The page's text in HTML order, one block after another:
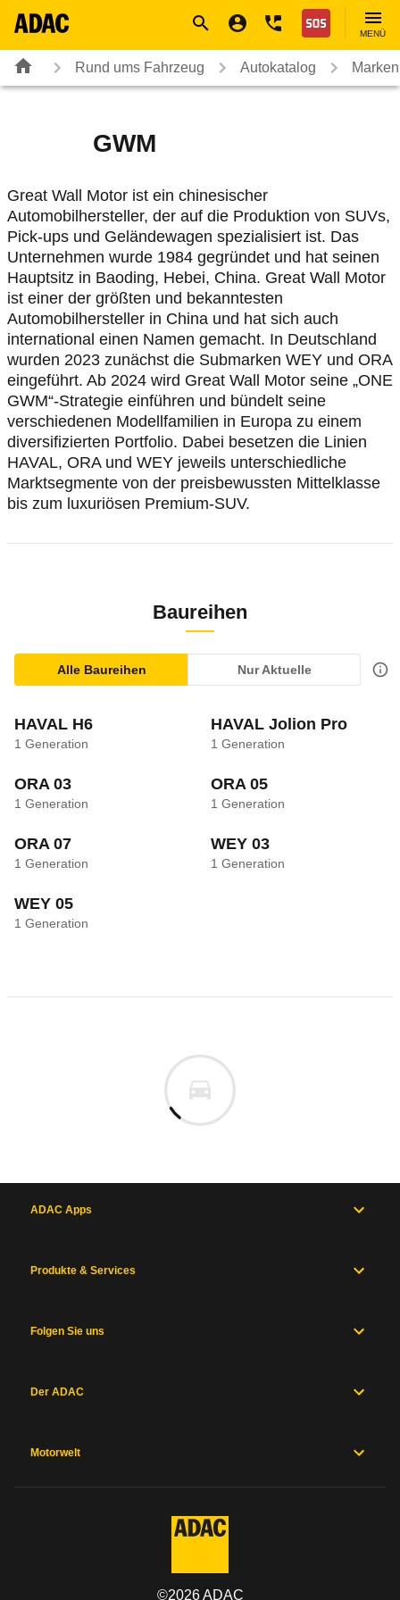
Nothilfe
MENÜ
Rund ums Fahrzeug Autokatalog
GWM
Great Wall Motor ist ein chinesischer
Automobilhersteller, der auf die Produktion von SUVs,
Pick-ups und Geländewagen spezialisiert ist. Das
Unternehmen wurde 1984 gegründet und hat seinen
Hauptsitz in Baoding, Hebei, China. Great Wall Motor
ist einer der größten und bekanntesten
Automobilhersteller in China und hat sich auch
international einen Namen gemacht. In Deutschland
wurden 2023 zunächst die Submarken WEY und ORA
eingeführt. Ab 2024 wird Great Wall Motor seine „ONE
GWM“-Strategie einführen und bündelt seine
verschiedenen Modellfamilien in Europa zu einem
diversifizierten Portfolio. Dabei besetzen die Linien
HAVAL, ORA und WEY jeweils unterschiedliche
Marktsegmente von der preisbewussten Mittelklasse
bis zum luxuriösen Premium-SUV.
Baureihen
Alle Baureihen Nur Aktuelle
HAVAL H6
1 Generation
HAVAL Jolion Pro
1 Generation
ORA 03
1 Generation
ORA 05
1 Generation
ORA 07
1 Generation
WEY 03
1 Generation
WEY 05
1 Generation
ADAC Apps
Produkte & Services
Folgen Sie uns
Der ADAC
Motorwelt
©2026ADAC